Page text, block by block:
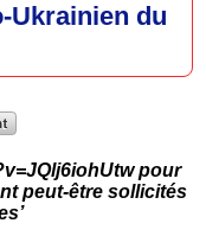
Ukrainien du
pour
peut-être sollicités